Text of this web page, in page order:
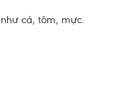
cá, tôm, mực.